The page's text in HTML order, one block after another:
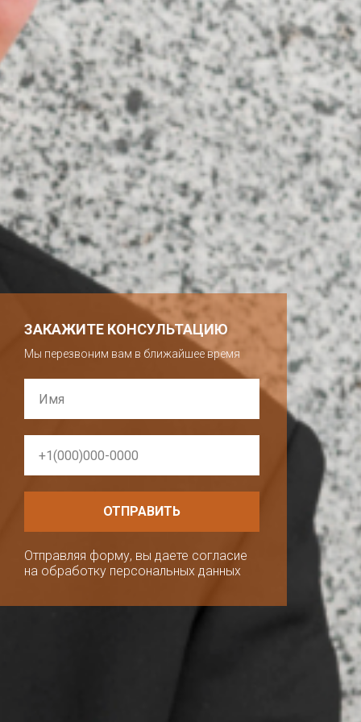
ЗАКАЖИТЕ КОНСУЛЬТАЦИЮ
Мы перезвоним вам в ближайшее время
ОТПРАВИТЬ
Отправляя форму, вы даете согласие
на обработку персональных данных